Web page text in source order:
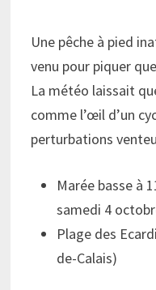
Une pêche à pied
venu pour piquer
La météo laissait
comme l’œil d’un
perturbations
Marée basse à
samedi 4
Plage des
de-Calais)